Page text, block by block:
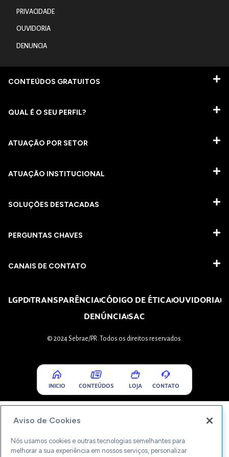
PRIVACIDADE
OUVIDORIA
DENUNCIA
CONTEÚDOS GRATUITOS
QUAL É O SEU PERFIL?
ATUAÇÃO POR SETOR
ATUAÇÃO INSTITUCIONAL
SOLUÇÕES DESTACADAS
PERGUNTAS CHAVES​
CANAIS DE CONTATO
LGPDTRANSPARÊNCIACÓDIGO DE ÉTICAOUVIDORIA
DENÚNCIASAC
© 2024 Sebrae/PR. Todos os direitos reservados.
INICIO CONTEÚDOS LOJA CONTATO
Aviso de Cookies
Nós usamos cookies e outras tecnologias semelhantes para
melhorar a sua experiência em nossos serviços, personalizar